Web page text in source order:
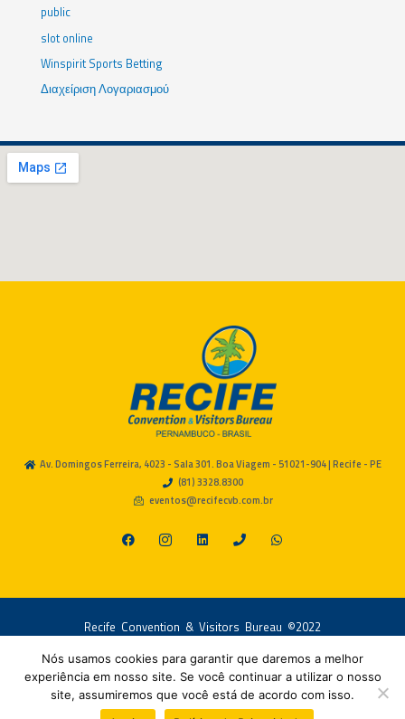
public
slot online
Winspirit Sports Betting
Διαχείριση Λογαριασμού
Av. Domingos Ferreira, 4023 - Sala 301. Boa Viagem - 51021-904 | Recife - PE
(81) 3328.8300
eventos@recifecvb.com.br
Recife Convention & Visitors Bureau ©2022
Nós usamos cookies para garantir que daremos a melhor
experiência em nosso site. Se você continuar a utilizar o nosso
site, assumiremos que você está de acordo com isso.